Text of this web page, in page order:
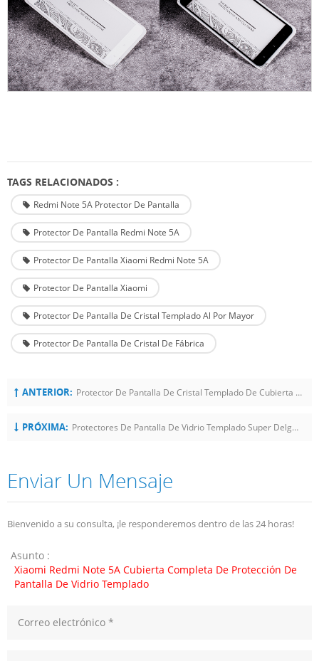
TAGS RELACIONADOS :
Redmi Note 5A Protector De Pantalla
Protector De Pantalla Redmi Note 5A
Protector De Pantalla Xiaomi Redmi Note 5A
Protector De Pantalla Xiaomi
Protector De Pantalla De Cristal Templado Al Por Mayor
Protector De Pantalla De Cristal De Fábrica
ANTERIOR: Protector De Pantalla De Cristal Templado De Cubierta Completa Para Huawei P20 Lite / Nova 3E
PRÓXIMA: Protectores De Pantalla De Vidrio Templado Super Delgado Huawei P20 2.5D Full Glue
Enviar Un Mensaje
Bienvenido a su consulta, ¡le responderemos dentro de las 24 horas!
Asunto :
Xiaomi Redmi Note 5A Cubierta Completa De Protección De
Pantalla De Vidrio Templado